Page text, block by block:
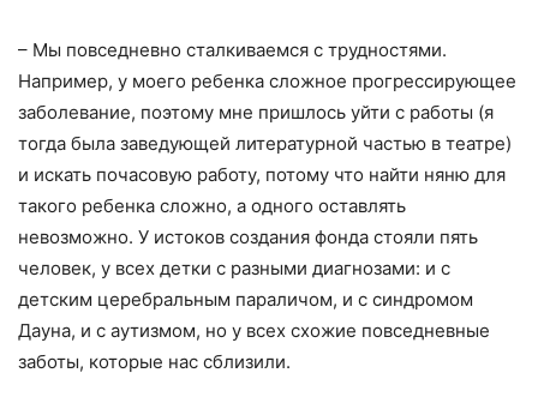
– Мы повседневно сталкиваемся с трудностями.
Например, у моего ребенка сложное прогрессирующее
заболевание, поэтому мне пришлось уйти с работы (я
тогда была заведующей литературной частью в театре)
и искать почасовую работу, потому что найти няню для
такого ребенка сложно, а одного оставлять
невозможно. У истоков создания фонда стояли пять
человек, у всех детки с разными диагнозами: и с
детским церебральным параличом, и с синдромом
Дауна, и с аутизмом, но у всех схожие повседневные
заботы, которые нас сблизили.